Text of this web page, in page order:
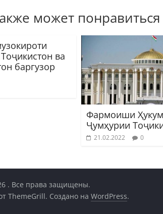
может понравиться
ва
баргузор
Фармоиши
Ҷумҳурии
21.02.2022 0
. Все права защищены.
ThemeGrill. Создано на WordPress.